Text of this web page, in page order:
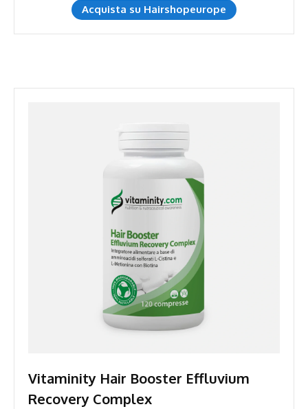
Acquista su Hairshopeurope
Vitaminity Hair Booster Effluvium
Recovery Complex